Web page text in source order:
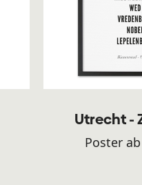
Utrecht -
Poster